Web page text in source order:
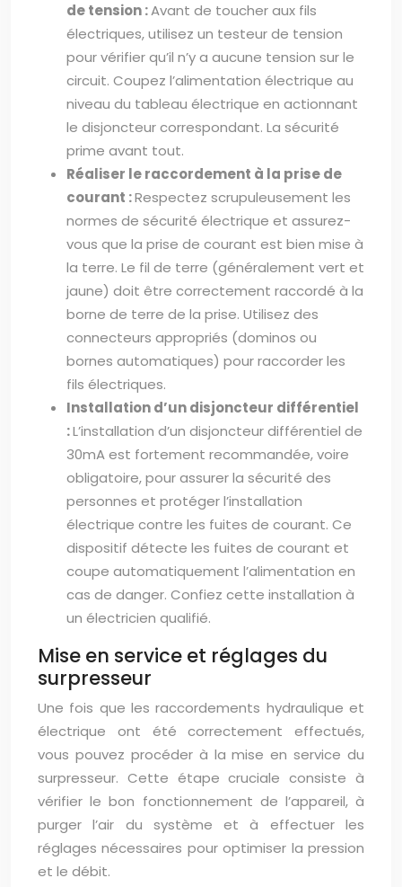
de tension :Avant de toucher aux fils
électriques, utilisez un testeur de tension
pour vérifier qu’il n’y a aucune tension sur le
circuit. Coupez l’alimentation électrique au
niveau du tableau électrique en actionnant
le disjoncteur correspondant. La sécurité
prime avant tout.
Réaliser le raccordement à la prise de
courant :Respectez scrupuleusement les
normes de sécurité électrique et assurez-
vous que la prise de courant est bien mise à
la terre. Le fil de terre (généralement vert et
jaune) doit être correctement raccordé à la
borne de terre de la prise. Utilisez des
connecteurs appropriés (dominos ou
bornes automatiques) pour raccorder les
fils électriques.
Installation d’un disjoncteur différentiel
:L’installation d’un disjoncteur différentiel de
30mA est fortement recommandée, voire
obligatoire, pour assurer la sécurité des
personnes et protéger l’installation
électrique contre les fuites de courant. Ce
dispositif détecte les fuites de courant et
coupe automatiquement l’alimentation en
cas de danger. Confiez cette installation à
un électricien qualifié.
Mise en service et réglages du
surpresseur
Une fois que les raccordements hydraulique et
électrique ont été correctement effectués,
vous pouvez procéder à la mise en service du
surpresseur. Cette étape cruciale consiste à
vérifier le bon fonctionnement de l’appareil, à
purger l’air du système et à effectuer les
réglages nécessaires pour optimiser la pression
et le débit.